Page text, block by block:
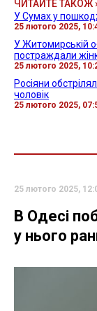
ЧИТАЙТЕ ТАКОЖ
У Сумах у
25 лютого 2025,
У Житомирській
постраждали
25 лютого 2025,
Росіяни
чоловік
25 лютого 2025,
25 лютого 2025,
В Одесі
у нього